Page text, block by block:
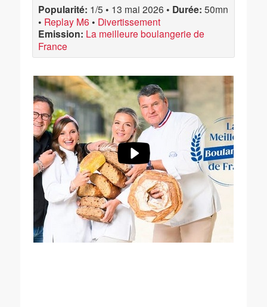
Popularité: 1/5 • 13 mai 2026 • Durée: 50mn
• Replay M6 • Divertissement
Emission: La meilleure boulangerie de
France